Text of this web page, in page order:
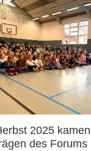
2025
des